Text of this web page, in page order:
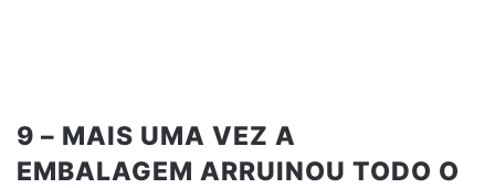
9 – MAIS UMA VEZ A
EMBALAGEM ARRUINOU TODO O